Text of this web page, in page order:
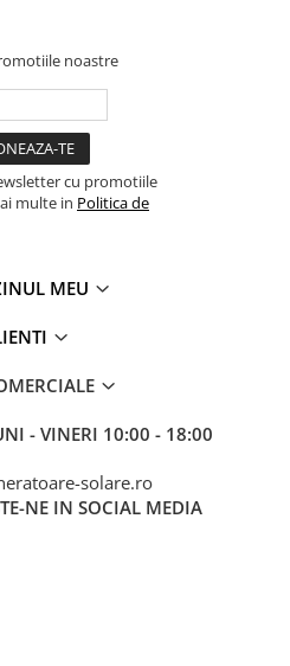
noastre
cu promotiile
multe in Politica de
MEU
- VINERI 10:00 - 18:00
solare.ro
NE IN SOCIAL MEDIA